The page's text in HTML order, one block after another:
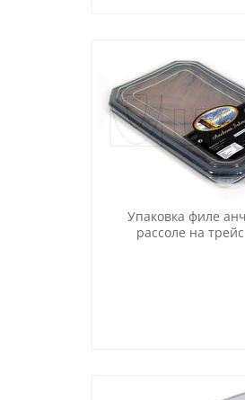
Упаковка филе
рассоле на